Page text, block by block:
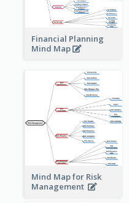
Financial Planning
Mind Map
Mind Map for Risk
Management